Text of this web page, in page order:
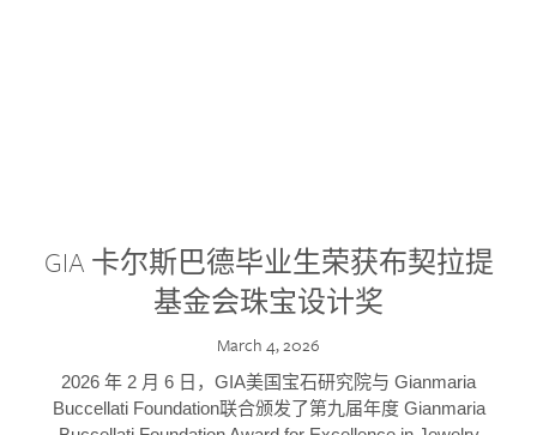
GIA 卡尔斯巴德毕业生荣获布契拉提
基金会珠宝设计奖
March 4, 2026
2026 年 2 月 6 日，GIA美国宝石研究院与 Gianmaria
Buccellati Foundation联合颁发了第九届年度 Gianmaria